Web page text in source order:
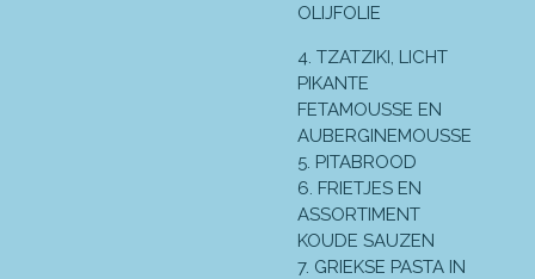
OLIJFOLIE
4. TZATZIKI, LICHT
PIKANTE
FETAMOUSSE EN
AUBERGINEMOUSSE
5. PITABROOD
6. FRIETJES EN
ASSORTIMENT
KOUDE SAUZEN
7. GRIEKSE PASTA IN